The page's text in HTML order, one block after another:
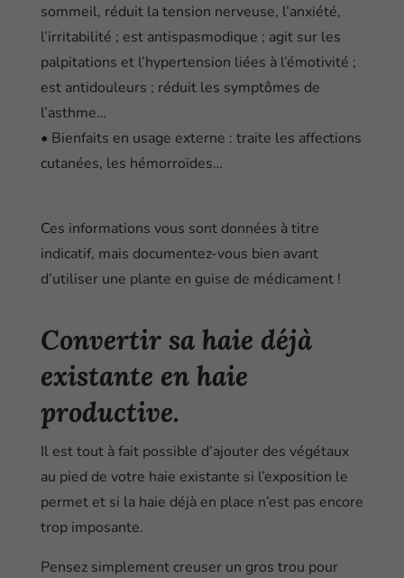
sommeil, réduit la tension nerveuse, l’anxiété,
l’irritabilité ; est antispasmodique ; agit sur les
palpitations et l’hypertension liées à l’émotivité ;
est antidouleurs ; réduit les symptômes de
l’asthme…
• Bienfaits en usage externe : traite les affections
cutanées, les hémorroïdes…
Ces informations vous sont données à titre
indicatif, mais documentez-vous bien avant
d’utiliser une plante en guise de médicament !
Convertir sa haie déjà
existante en haie
productive.
Il est tout à fait possible d’ajouter des végétaux
au pied de votre haie existante si l’exposition le
permet et si la haie déjà en place n’est pas encore
trop imposante.
Pensez simplement creuser un gros trou pour